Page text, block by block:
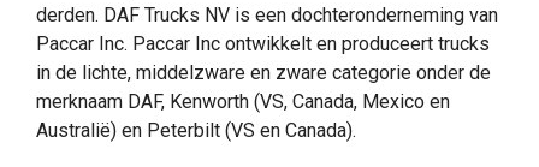
derden. DAF Trucks NV is een dochteronderneming van
Paccar Inc. Paccar Inc ontwikkelt en produceert trucks
in de lichte, middelzware en zware categorie onder de
merknaam DAF, Kenworth (VS, Canada, Mexico en
Australië) en Peterbilt (VS en Canada).